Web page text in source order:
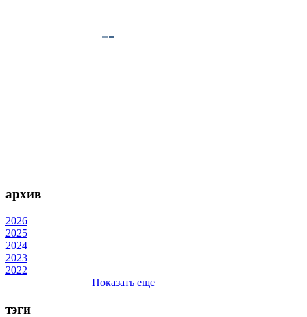
архив
2026
2025
2024
2023
2022
Показать еще
тэги